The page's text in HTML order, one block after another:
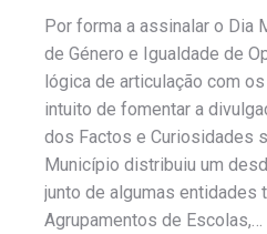
Por forma a assinalar o Dia
de Género e Igualdade de
lógica de articulação com
intuito de fomentar a
dos Factos e Curiosidades
Município distribuiu um
junto de algumas entidades
Agrupamentos de Escolas,…